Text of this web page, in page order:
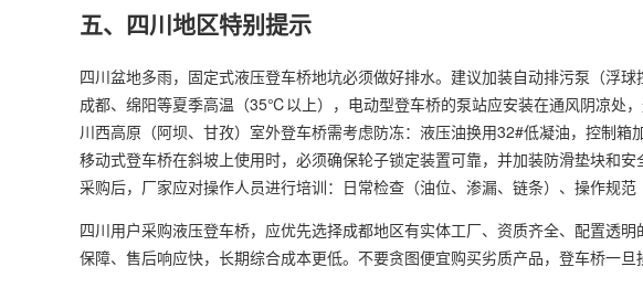
五、四川地区特别提示
四川盆地多雨，固定式液压登车桥地坑必须做好排水。建议加装自动排污泵（浮
成都、绵阳等夏季高温（35℃以上），电动型登车桥的泵站应安装在通风阴凉处
川西高原（阿坝、甘孜）室外登车桥需考虑防冻：液压油换用32#低凝油，控制箱
移动式登车桥在斜坡上使用时，必须确保轮子锁定装置可靠，并加装防滑垫块和安
采购后，厂家应对操作人员进行培训：日常检查（油位、渗漏、链条）、操作规
四川用户采购液压登车桥，应优先选择成都地区有实体工厂、资质齐全、配置透
保障、售后响应快，长期综合成本更低。不要贪图便宜购买劣质产品，登车桥一旦